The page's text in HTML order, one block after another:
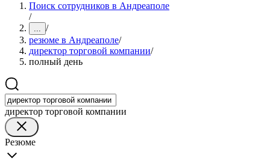
Поиск сотрудников в Андреаполе
/
... /
резюме в Андреаполе/
директор торговой компании/
полный день
директор торговой компании
Резюме